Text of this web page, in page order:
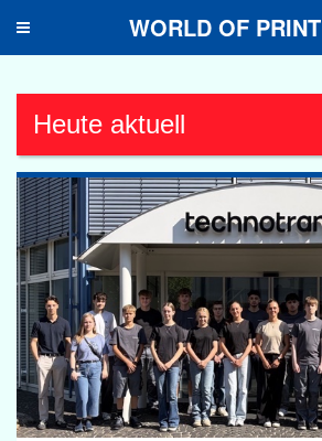
Toggle
WORLD OF PRINT
Heute aktuell